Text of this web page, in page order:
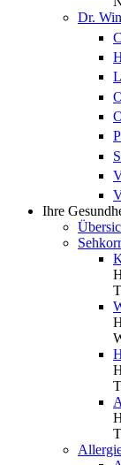
Dr.
Ihre